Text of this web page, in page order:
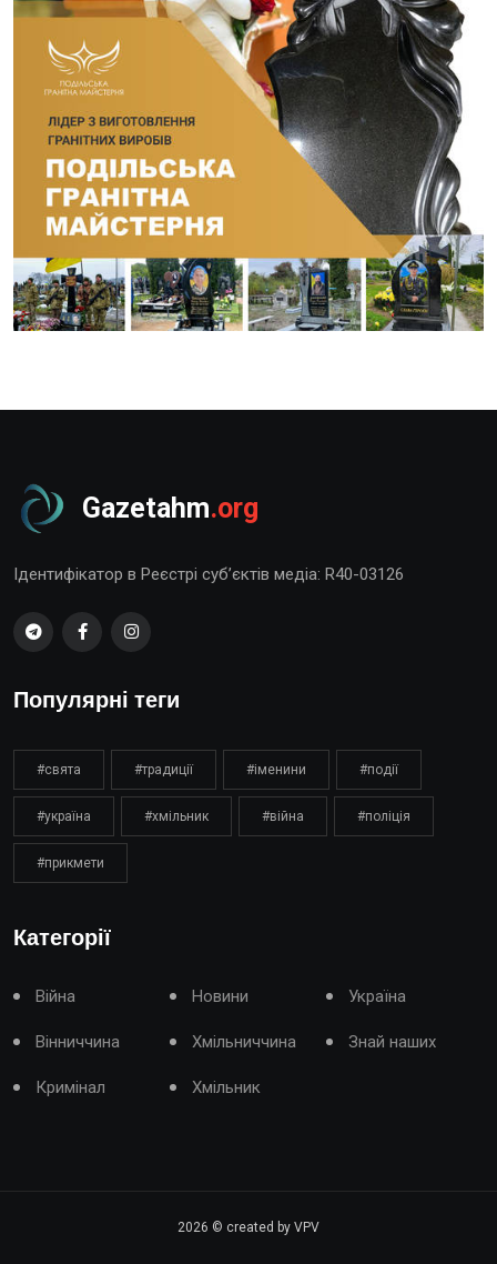
Gazetahm.org
Ідентифікатор в Реєстрі суб’єктів медіа: R40-03126
Популярні теги
#свята #традиції #іменини #події
#україна #хмільник #війна #поліція
#прикмети
Категорії
Війна Новини Україна
Вінниччина Хмільниччина Знай наших
Кримінал Хмільник
2026 © created by VPV